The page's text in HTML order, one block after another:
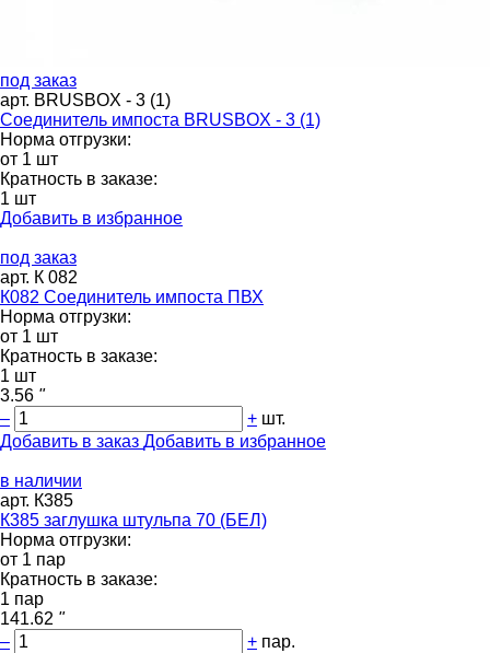
под заказ
арт. BRUSBOX - 3 (1)
Соединитель импоста BRUSBOX - 3 (1)
Норма отгрузки:
от 1 шт
Кратность в заказе:
1 шт
Добавить в избранное
под заказ
арт. К 082
К082 Соединитель импоста ПВХ
Норма отгрузки:
от 1 шт
Кратность в заказе:
1 шт
3.56 "
–
+ шт.
Добавить в заказ Добавить в избранное
в наличии
арт. К385
К385 заглушка штульпа 70 (БЕЛ)
Норма отгрузки:
от 1 пар
Кратность в заказе:
1 пар
141.62 "
–
+ пар.